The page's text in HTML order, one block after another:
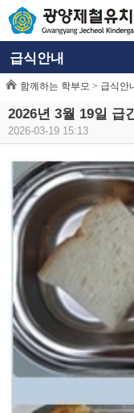
급식안내
함께하는 학부모 > 급식안
2026년 3월 19일 급
2026-03-19 15:13